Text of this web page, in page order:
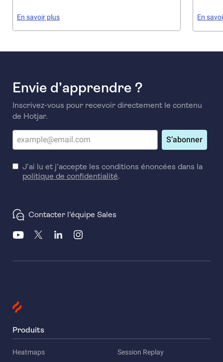
En savoir plus En
Envie d’apprendre ?
Inscrivez-vous pour recevoir directement le contenu
de Hotjar.
S’abonner
J’ai lu et j’accepte les conditions énoncées dans la
politique de confidentialité.
Contacter l’équipe Sales
Produits
Heatmaps Session Replay